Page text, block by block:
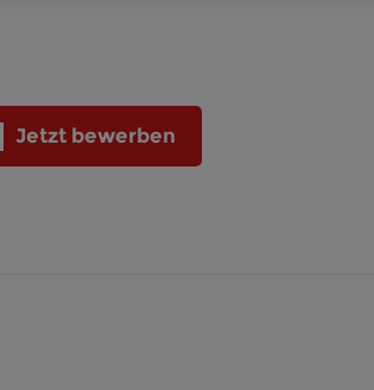
Jetzt bewerben